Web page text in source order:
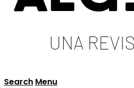
Search Menu